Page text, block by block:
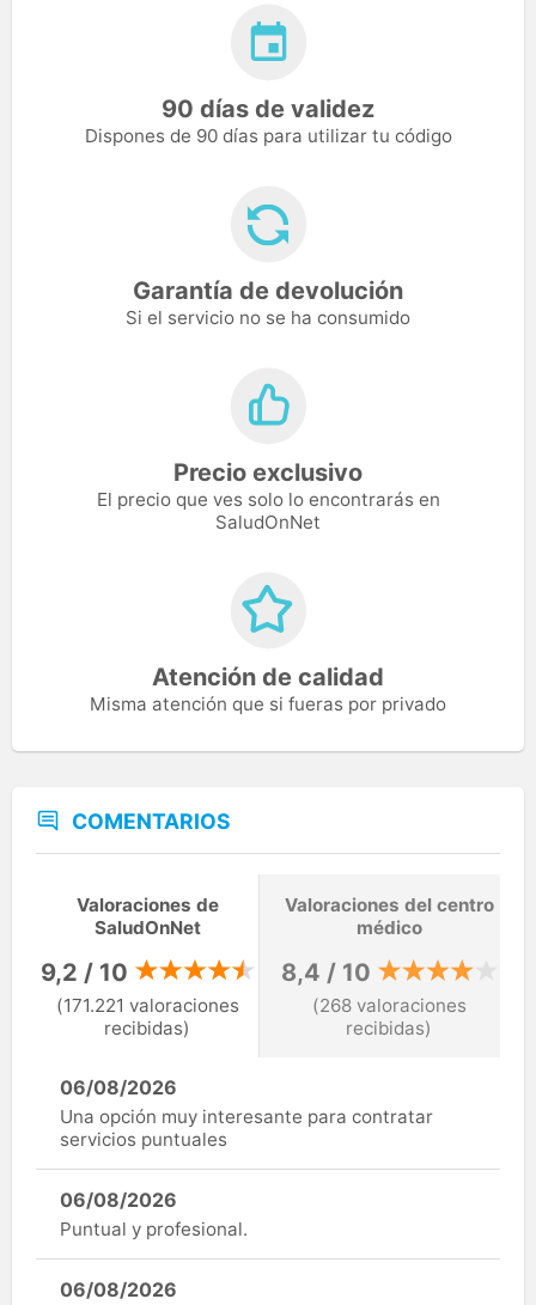
90 días de validez
Dispones de 90 días para utilizar tu código
Garantía de devolución
Si el servicio no se ha consumido
Precio exclusivo
El precio que ves solo lo encontrarás en
SaludOnNet
Atención de calidad
Misma atención que si fueras por privado
COMENTARIOS
Valoraciones de
SaludOnNet
9,2 / 10
(171.221 valoraciones
recibidas)
Valoraciones del centro
médico
8,4 / 10
(268 valoraciones
recibidas)
06/08/2026
Una opción muy interesante para contratar
servicios puntuales
06/08/2026
Puntual y profesional.
06/08/2026